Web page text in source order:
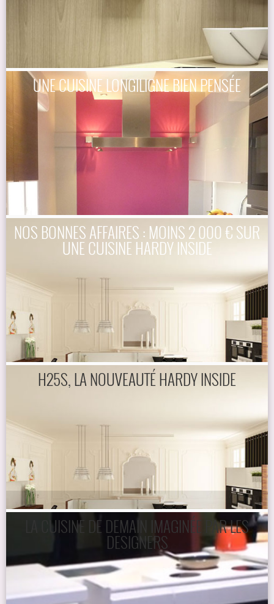
UNE CUISINE LONGILIGNE BIEN PENSÉE
NOS BONNES AFFAIRES : MOINS 2 000 € SUR
UNE CUISINE HARDY INSIDE
H25S, LA NOUVEAUTÉ HARDY INSIDE
LA CUISINE DE DEMAIN IMAGINÉE PAR LES
DESIGNERS